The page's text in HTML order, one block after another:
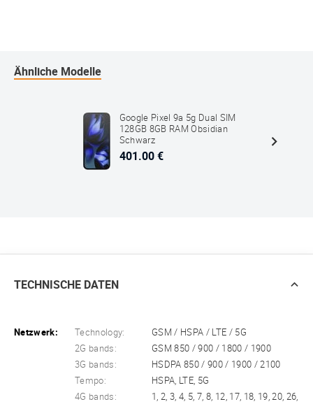
Ähnliche Modelle
Google Pixel 9a 5g Dual SIM
128GB 8GB RAM Obsidian
Schwarz
401.00 €
TECHNISCHE DATEN
Netzwerk: Technology:
GSM / HSPA / LTE / 5G
2G bands:
GSM 850 / 900 / 1800 / 1900
3G bands:
HSDPA 850 / 900 / 1900 / 2100
Tempo:
HSPA, LTE, 5G
4G bands:
1, 2, 3, 4, 5, 7, 8, 12, 17, 18, 19, 20, 26,